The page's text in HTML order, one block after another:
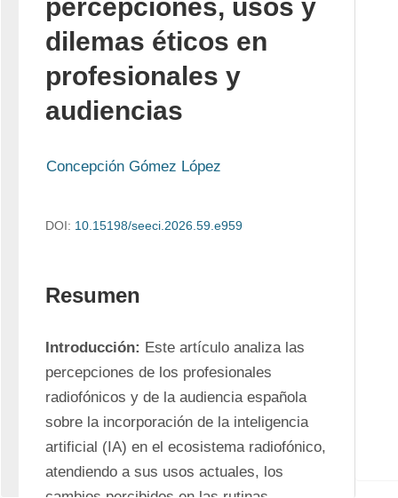
percepciones, usos y
dilemas éticos en
profesionales y
audiencias
Concepción Gómez López
DOI: 10.15198/seeci.2026.59.e959
Resumen
Introducción: Este artículo analiza las
percepciones de los profesionales
radiofónicos y de la audiencia española
sobre la incorporación de la inteligencia
artificial (IA) en el ecosistema radiofónico,
atendiendo a sus usos actuales, los